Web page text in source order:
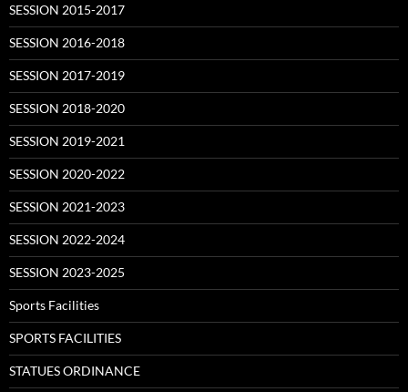
SESSION 2015-2017
SESSION 2016-2018
SESSION 2017-2019
SESSION 2018-2020
SESSION 2019-2021
SESSION 2020-2022
SESSION 2021-2023
SESSION 2022-2024
SESSION 2023-2025
Sports Facilities
SPORTS FACILITIES
STATUES ORDINANCE